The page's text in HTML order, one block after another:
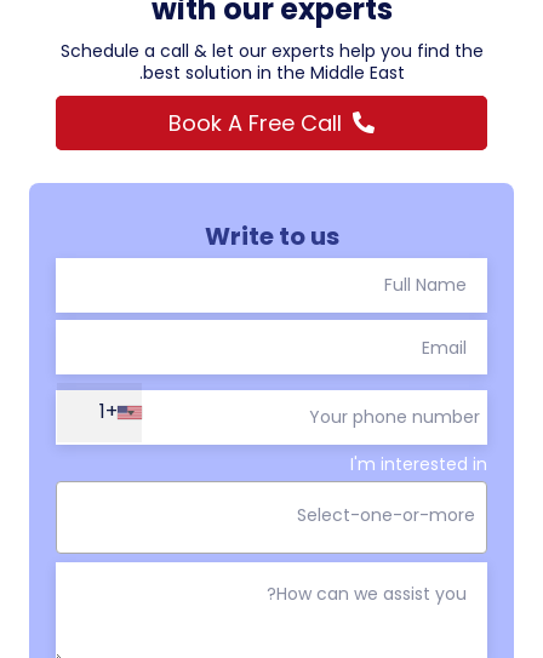
with our experts
Schedule a call & let our experts help you find the
best solution in the Middle East.
Book A Free Call
Write to us
+1
I'm interested in